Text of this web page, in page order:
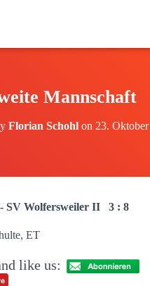
Mannschaft
Florian Schohl on 23.
SV Wolfersweiler II 3 : 8
ET
like us: